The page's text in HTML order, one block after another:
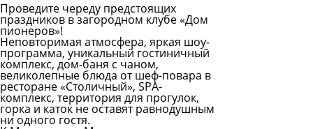
Проведите череду предстоящих
праздников в загородном клубе«Дом
пионеров»!
Неповторимая атмосфера, яркая шоу-
программа, уникальный гостиничный
комплекс, дом-баня с чаном,
великолепные блюда от шеф-повара в
ресторане «Столичный», SPA-
комплекс, территория для прогулок,
горка и каток не оставят равнодушным
ни одного гостя.